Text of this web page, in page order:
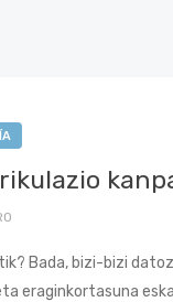
Bada, bizi-bizi
eraginkortasuna